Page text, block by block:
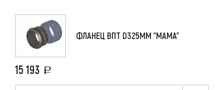
ФЛАНЕЦ ВПТ D325ММ "МАМА"
15 193